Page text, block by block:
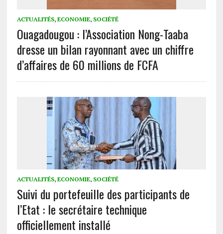
ACTUALITÉS, ECONOMIE, SOCIÉTÉ
Ouagadougou : l’Association Nong-Taaba
dresse un bilan rayonnant avec un chiffre
d’affaires de 60 millions de FCFA
ACTUALITÉS, ECONOMIE, SOCIÉTÉ
Suivi du portefeuille des participants de
l’Etat : le secrétaire technique
officiellement installé